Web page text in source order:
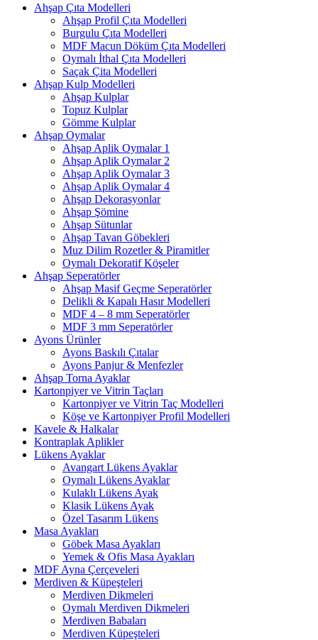
Ahşap Çıta Modelleri
Ahşap Profil Çıta Modelleri
Burgulu Çıta Modelleri
MDF Macun Döküm Çıta Modelleri
Oymalı İthal Çıta Modelleri
Saçak Çita Modelleri
Ahşap Kulp Modelleri
Ahşap Kulplar
Topuz Kulplar
Gömme Kulplar
Ahşap Oymalar
Ahşap Aplik Oymalar 1
Ahşap Aplik Oymalar 2
Ahşap Aplik Oymalar 3
Ahşap Aplik Oymalar 4
Ahşap Dekorasyonlar
Ahşap Şömine
Ahşap Sütunlar
Ahşap Tavan Göbekleri
Muz Dilim Rozetler & Piramitler
Oymalı Dekoratif Köşeler
Ahşap Seperatörler
Ahşap Masif Geçme Seperatörler
Delikli & Kapalı Hasır Modelleri
MDF 4 – 8 mm Seperatörler
MDF 3 mm Seperatörler
Ayons Ürünler
Ayons Baskılı Çıtalar
Ayons Panjur & Menfezler
Ahşap Torna Ayaklar
Kartonpiyer ve Vitrin Taçları
Kartonpiyer ve Vitrin Taç Modelleri
Köşe ve Kartonpiyer Profil Modelleri
Kavele & Halkalar
Kontraplak Aplikler
Lükens Ayaklar
Avangart Lükens Ayaklar
Oymalı Lükens Ayaklar
Kulaklı Lükens Ayak
Klasik Lükens Ayak
Özel Tasarım Lükens
Masa Ayakları
Göbek Masa Ayakları
Yemek & Ofis Masa Ayakları
MDF Ayna Çerçeveleri
Merdiven & Küpeşteleri
Merdiven Dikmeleri
Oymalı Merdiven Dikmeleri
Merdiven Babaları
Merdiven Küpeşteleri